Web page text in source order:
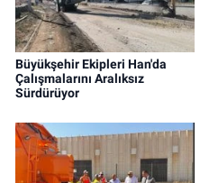
Büyükşehir Ekipleri Han'da
Çalışmalarını Aralıksız
Sürdürüyor